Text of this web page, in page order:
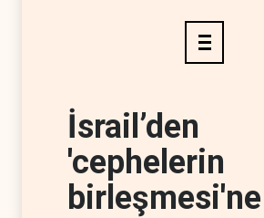
İsrail’den
'cephelerin